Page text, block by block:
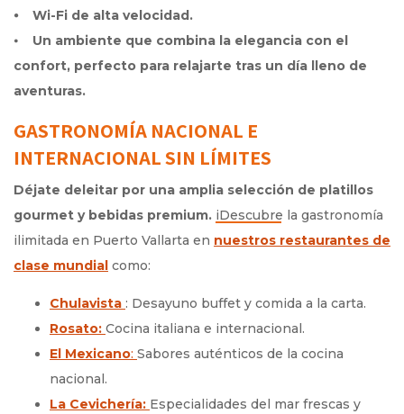
⦁ Wi-Fi de alta velocidad.
⦁ Un ambiente que combina la elegancia con el
confort, perfecto para relajarte tras un día lleno de
aventuras.
GASTRONOMÍA NACIONAL E
INTERNACIONAL SIN LÍMITES
Déjate deleitar por una amplia selección de platillos
gourmet y bebidas premium.
en Puerto Vallarta en nuestros restaurantes de
clase mundial como:
Chulavista Opens in a new tab.
: Desayuno buffet y comida a la carta.
Rosato: Opens in a new tab.
Cocina italiana e internacional.
El Mexicano: Opens in a new tab.
Sabores auténticos de la cocina
nacional.
La Cevichería: Opens in a new tab.
Especialidades del mar frescas y